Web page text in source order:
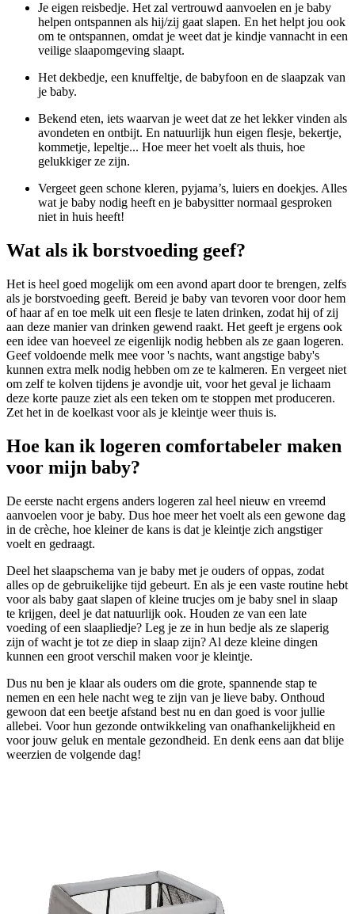
Je eigen reisbedje. Het zal vertrouwd aanvoelen en je baby
helpen ontspannen als hij/zij gaat slapen. En het helpt jou ook
om te ontspannen, omdat je weet dat je kindje vannacht in een
veilige slaapomgeving slaapt.
Het dekbedje, een knuffeltje, de babyfoon en de slaapzak van
je baby.
Bekend eten, iets waarvan je weet dat ze het lekker vinden als
avondeten en ontbijt. En natuurlijk hun eigen flesje, bekertje,
kommetje, lepeltje... Hoe meer het voelt als thuis, hoe
gelukkiger ze zijn.
Vergeet geen schone kleren, pyjama’s, luiers en doekjes. Alles
wat je baby nodig heeft en je babysitter normaal gesproken
niet in huis heeft!
Wat als ik borstvoeding geef?
Het is heel goed mogelijk om een avond apart door te brengen, zelfs
als je borstvoeding geeft. Bereid je baby van tevoren voor door hem
of haar af en toe melk uit een flesje te laten drinken, zodat hij of zij
aan deze manier van drinken gewend raakt. Het geeft je ergens ook
een idee van hoeveel ze eigenlijk nodig hebben als ze gaan logeren.
Geef voldoende melk mee voor 's nachts, want angstige baby's
kunnen extra melk nodig hebben om ze te kalmeren. En vergeet niet
om zelf te kolven tijdens je avondje uit, voor het geval je lichaam
deze korte pauze ziet als een teken om te stoppen met produceren.
Zet het in de koelkast voor als je kleintje weer thuis is.
Hoe kan ik logeren comfortabeler maken
voor mijn baby?
De eerste nacht ergens anders logeren zal heel nieuw en vreemd
aanvoelen voor je baby. Dus hoe meer het voelt als een gewone dag
in de crèche, hoe kleiner de kans is dat je kleintje zich angstiger
voelt en gedraagt.
Deel het slaapschema van je baby met je ouders of oppas, zodat
alles op de gebruikelijke tijd gebeurt. En als je een vaste routine hebt
voor als baby gaat slapen of kleine trucjes om je baby snel in slaap
te krijgen, deel je dat natuurlijk ook. Houden ze van een late
voeding of een slaapliedje? Leg je ze in hun bedje als ze slaperig
zijn of wacht je tot ze diep in slaap zijn? Al deze kleine dingen
kunnen een groot verschil maken voor je kleintje.
Dus nu ben je klaar als ouders om die grote, spannende stap te
nemen en een hele nacht weg te zijn van je lieve baby. Onthoud
gewoon dat een beetje afstand best nu en dan goed is voor jullie
allebei. Voor hun gezonde ontwikkeling van onafhankelijkheid en
voor jouw geluk en mentale gezondheid. En denk eens aan dat blije
weerzien de volgende dag!